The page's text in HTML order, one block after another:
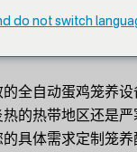
笼养设备，
全自动蛋鸡笼养
的热带地区还是
具体需求定制笼
do not switch